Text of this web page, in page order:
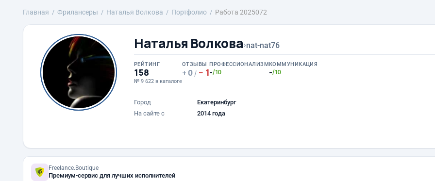
Главная Фрилансеры Наталья Волкова Портфолио Работа 2025072
Наталья Волкова›nat-nat76
РЕЙТИНГ
158
№ 9 622 в каталоге
ОТЗЫВЫ
0 / 1
ПРОФЕССИОНАЛИЗМ
-/10
КОММУНИКАЦИЯ
-/10
Город
Екатеринбург
На сайте с
2014 года
Freelance.Boutique
Премиум-сервис для лучших исполнителей